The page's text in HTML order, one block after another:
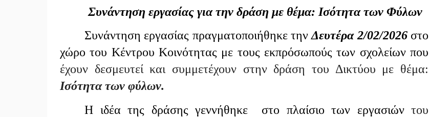
Συνάντηση εργασίας για την δράση με θέμα: Ισότητα των Φύλων
Συνάντηση εργασίας πραγματοποιήθηκε τηνΔευτέρα 2/02/2026στο
χώρο του Κέντρου Κοινότητας με τους εκπρόσωπούς των σχολείων που
έχουν δεσμευτεί και συμμετέχουν στην δράση του Δικτύου με θέμα:
Ισότητα των φύλων.
Η ιδέα της δράσης γεννήθηκε στο πλαίσιο των εργασιώντου